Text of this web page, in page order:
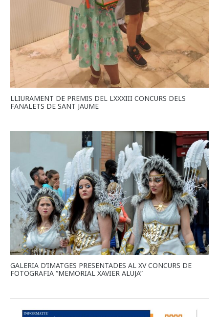
LLIURAMENT DE PREMIS DEL LXXXIII CONCURS DELS
FANALETS DE SANT JAUME
GALERIA D’IMATGES PRESENTADES AL XV CONCURS DE
FOTOGRAFIA “MEMORIAL XAVIER ALUJA”